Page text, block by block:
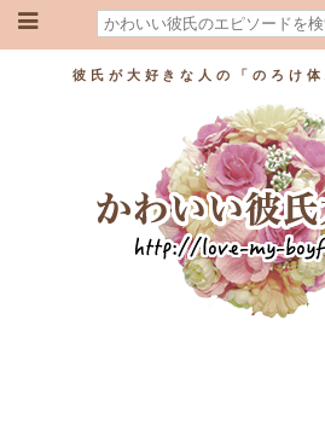
彼氏が大好きな人の「のろけ